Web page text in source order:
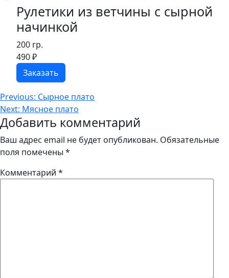
Рулетики из ветчины с сырной
начинкой
200 гр.
490₽
Заказать
Навигация
по
записям
Previous: Сырное плато
Next: Мясное плато
Добавить комментарий
Ваш адрес email не будет опубликован. Обязательные
поля помечены *
Комментарий *